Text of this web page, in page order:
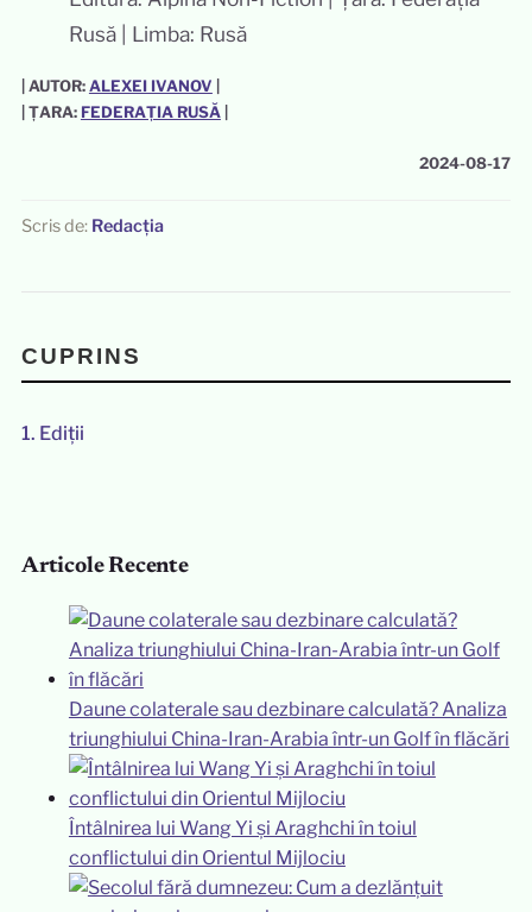
Rusă | Limba: Rusă
| AUTOR:ALEXEI IVANOV
| ȚARA: FEDERAȚIA RUSĂ|
2024-08-17
Scris de: Redacția
CUPRINS
1. Ediții
Articole Recente
Daune colaterale sau dezbinare calculată? Analiza
triunghiului China-Iran-Arabia într-un Golf în flăcări
Întâlnirea lui Wang Yi și Araghchi în toiul
conflictului din Orientul Mijlociu